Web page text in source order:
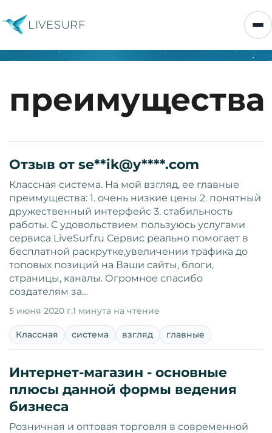
LIVESURF
преимущества
Отзыв от se**ik@y****.com
Классная система. На мой взгляд, ее главные
преимущества: 1. очень низкие цены 2. понятный
дружественный интерфейс 3. стабильность
работы. С удовольствием пользуюсь услугами
сервиса LiveSurf.ru Сервис реально помогает в
бесплатной раскрутке,увеличении трафика до
топовых позиций на Ваши сайты, блоги,
страницы, каналы. Огромное спасибо
создателям за…
5 июня 2020 г.1 минута на чтение
Классная система взгляд главные
Интернет-магазин - основные
плюсы данной формы ведения
бизнеса
Розничная и оптовая торговля в современной